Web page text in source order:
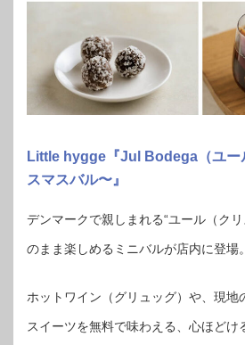
Little hygge『Jul Bodega（ユー
スマスバル〜』
デンマークで親しまれる“ユール（ク
のまま楽しめるミニバルが店内に登場。
ホットワイン（グリュッグ）や、現地
スイーツを無料で味わえる、心ほどけ